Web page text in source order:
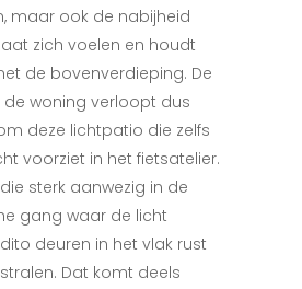
maar ook de nabijheid
zich voelen en houdt
de bovenverdieping. De
woning verloopt dus
deze lichtpatio die zelfs
voorziet in het fietsatelier.
sterk aanwezig in de
gang waar de licht
deuren in het vlak rust
Dat komt deels